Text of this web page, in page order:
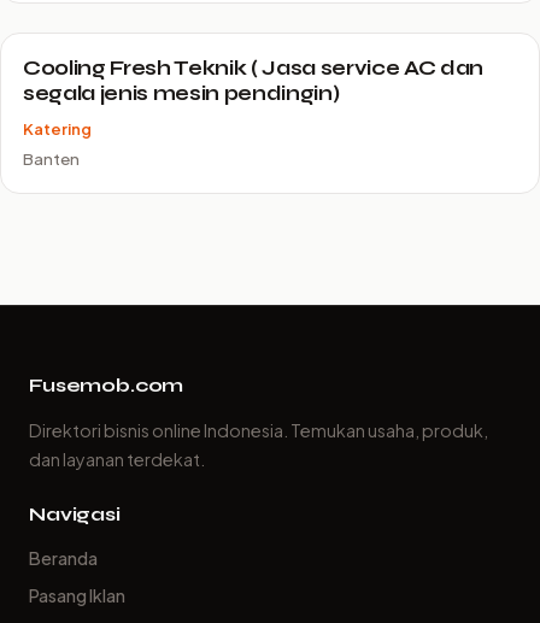
Cooling Fresh Teknik ( Jasa service AC dan
segala jenis mesin pendingin)
Katering
Banten
Fusemob.com
Direktori bisnis online Indonesia. Temukan usaha, produk,
dan layanan terdekat.
Navigasi
Beranda
Pasang Iklan